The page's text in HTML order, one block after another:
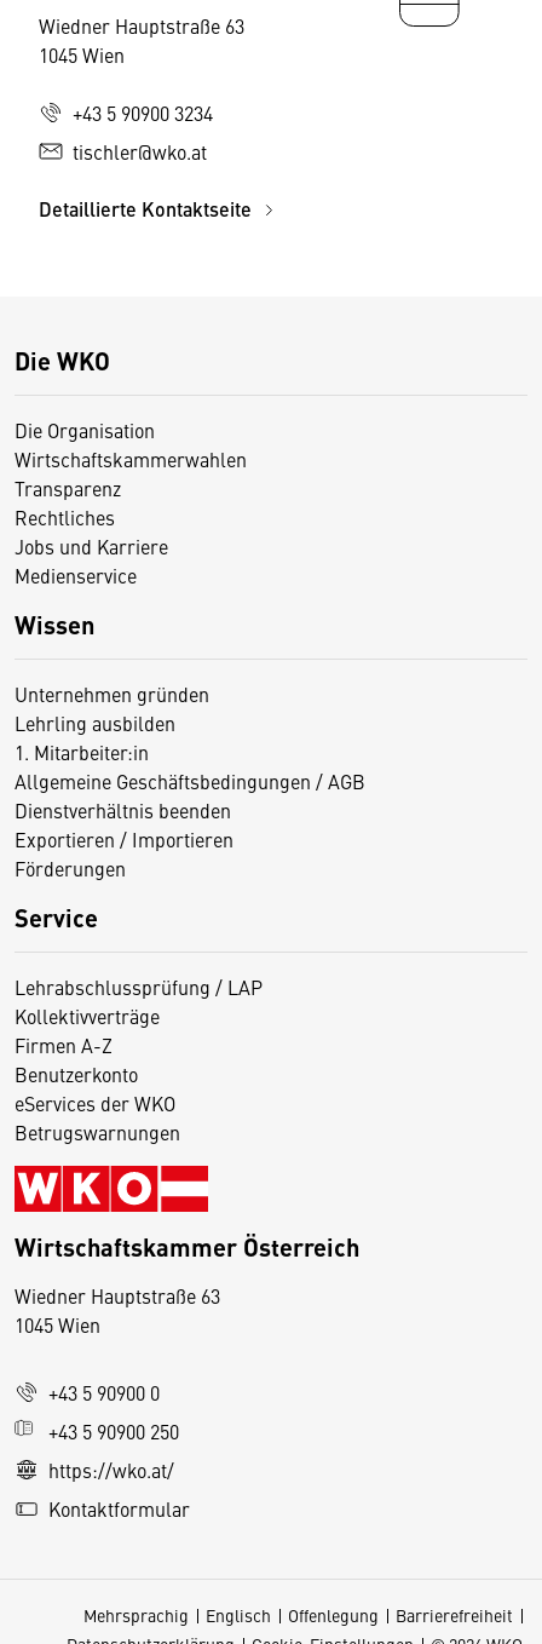
Wiedner Hauptstraße 63
1045 Wien
+43 5 90900 3234
tischler@wko.at
Detaillierte Kontaktseite
Die WKO
Die Organisation
Wirtschaftskammerwahlen
Transparenz
Rechtliches
Jobs und Karriere
Medienservice
Wissen
Unternehmen gründen
Lehrling ausbilden
1. Mitarbeiter:in
Allgemeine Geschäftsbedingungen / AGB
Dienstverhältnis beenden
Exportieren / Importieren
Förderungen
Service
Lehrabschlussprüfung / LAP
Kollektivverträge
Firmen A-Z
Benutzerkonto
eServices der WKO
Betrugswarnungen
Wirtschaftskammer Österreich
Wiedner Hauptstraße 63
1045 Wien
+43 5 90900 0
+43 5 90900 250
https://wko.at/
Kontaktformular
Mehrsprachig Englisch Offenlegung
Barrierefreiheit
D
s
e
S
e